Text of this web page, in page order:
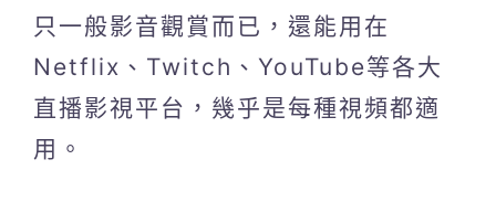
只一般影音觀賞而已，還能用在
Netflix、Twitch、YouTube等各大
直播影視平台，幾乎是每種視頻都適
用。